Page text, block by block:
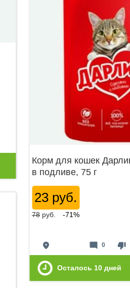
Корм для кошек
в подливе, 75 г
23 руб.
78 руб. -71%
place thumb_down
mode_comment 0
Осталось 10 дней